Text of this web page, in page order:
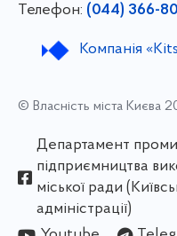
Телефон: (044) 366-
Компанія
© Власність міста Києва
Департамент
підприємництва
міської ради
адміністрації)